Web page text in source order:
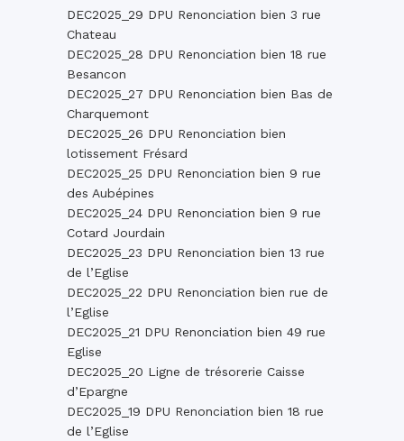
DEC2025_29 DPU Renonciation bien 3 rue
Chateau
DEC2025_28 DPU Renonciation bien 18 rue
Besancon
DEC2025_27 DPU Renonciation bien Bas de
Charquemont
DEC2025_26 DPU Renonciation bien
lotissement Frésard
DEC2025_25 DPU Renonciation bien 9 rue
des Aubépines
DEC2025_24 DPU Renonciation bien 9 rue
Cotard Jourdain
DEC2025_23 DPU Renonciation bien 13 rue
de l’Eglise
DEC2025_22 DPU Renonciation bien rue de
l’Eglise
DEC2025_21 DPU Renonciation bien 49 rue
Eglise
DEC2025_20 Ligne de trésorerie Caisse
d’Epargne
DEC2025_19 DPU Renonciation bien 18 rue
de l’Eglise